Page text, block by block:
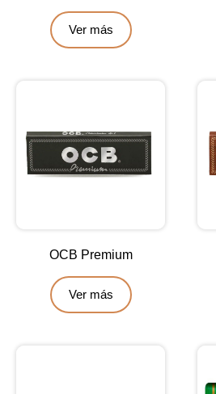
Ver más
OCB Premium
Ver más